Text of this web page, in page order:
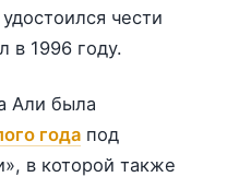
чести
в 1996 году.
Али была
года под
в которой также